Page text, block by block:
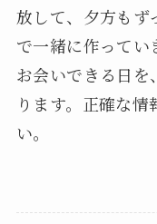
放して、夕方も
で一緒に作って
お会いできる日
ります。正確な
い。